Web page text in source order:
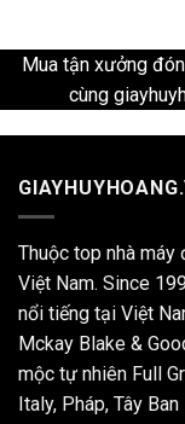
Mua tận xưởng
cùng
Thuộc top nhà
Việt Nam. Since
nổi tiếng tại Việt
Mckay Blake &
mộc tự nhiên Full
Italy, Pháp, Tây Ban